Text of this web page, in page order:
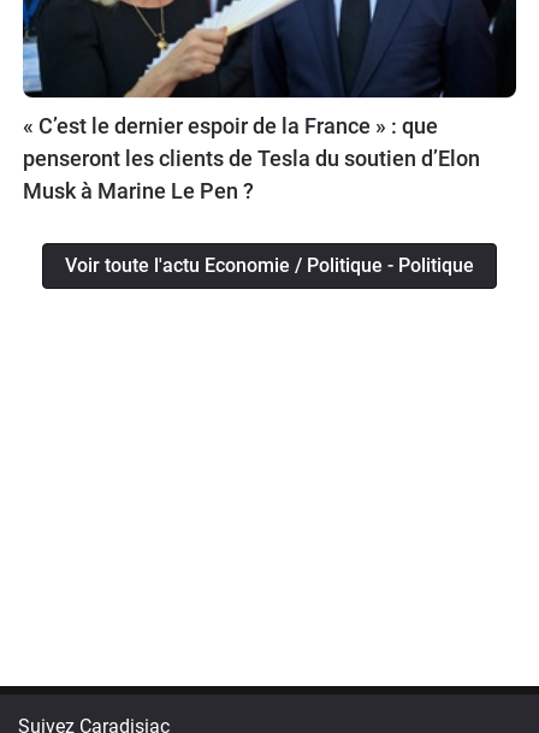
« C’est le dernier espoir de la France » : que
penseront les clients de Tesla du soutien d’Elon
Musk à Marine Le Pen ?
Voir toute l'actu Economie / Politique - Politique
Suivez Caradisiac